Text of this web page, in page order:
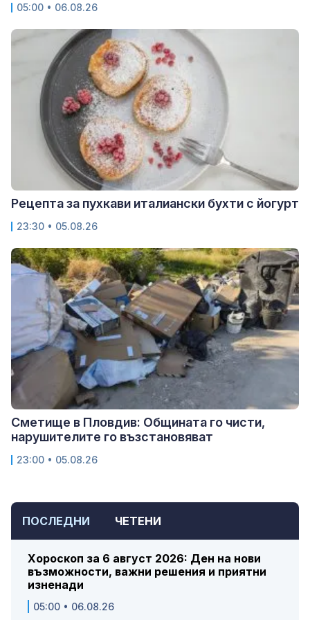
ПОСЛЕДНИ ЧЕТЕНИ
Хороскоп за 6 август 2026: Ден на нови
възможности, важни решения и приятни
изненади
05:00 • 06.08.26
05:00 • 06.08.26
Рецепта за пухкави италиански бухти с йогурт
23:30 • 05.08.26
Сметище в Пловдив: Общината го чисти,
нарушителите го възстановяват
23:00 • 05.08.26